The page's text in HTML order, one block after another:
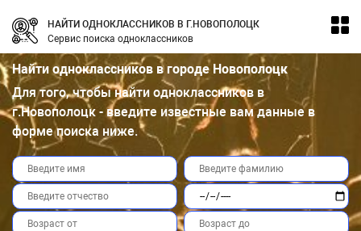
НАЙТИ ОДНОКЛАССНИКОВ В Г.НОВОПОЛОЦК
Сервис поиска одноклассников
Найти одноклассников в городе Новополоцк
Для того, чтобы найти одноклассников в
г.Новополоцк - введите известные вам данные в
форме поиска ниже.